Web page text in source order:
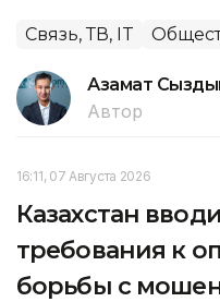
Связь, ТВ, IT
Азамат
Автор
16:11, 07 Августа 2026
Казахстан
требования к
борьбы с